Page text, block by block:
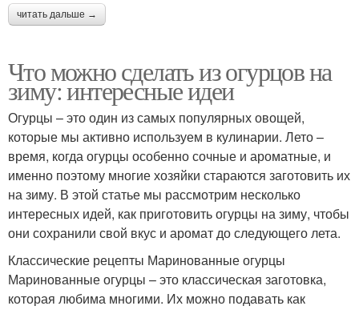
читать дальше →
Что можно сделать из огурцов на
зиму: интересные идеи
Огурцы – это один из самых популярных овощей,
которые мы активно используем в кулинарии. Лето –
время, когда огурцы особенно сочные и ароматные, и
именно поэтому многие хозяйки стараются заготовить их
на зиму. В этой статье мы рассмотрим несколько
интересных идей, как приготовить огурцы на зиму, чтобы
они сохранили свой вкус и аромат до следующего лета.
Классические рецепты Маринованные огурцы
Маринованные огурцы – это классическая заготовка,
которая любима многими. Их можно подавать как